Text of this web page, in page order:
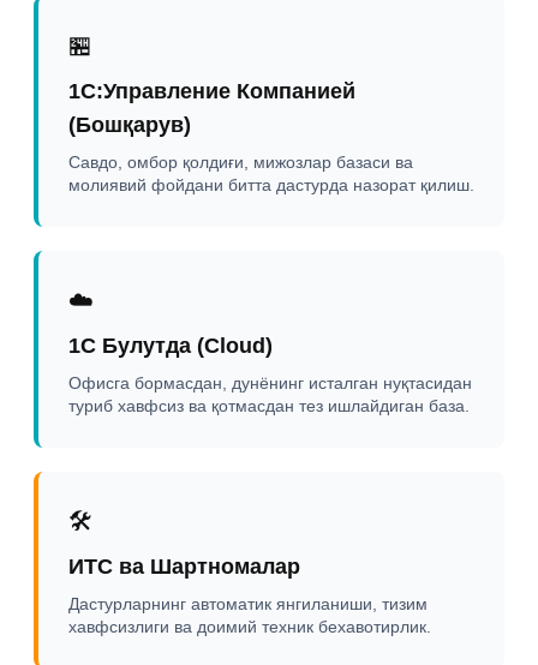
🏪
1С:Управление Компанией
(Бошқарув)
Савдо, омбор қолдиғи, мижозлар базаси ва
молиявий фойдани битта дастурда назорат қилиш.
☁️
1С Булутда (Cloud)
Офисга бормасдан, дунёнинг исталган нуқтасидан
туриб хавфсиз ва қотмасдан тез ишлайдиган база.
🛠️
ИТС ва Шартномалар
Дастурларнинг автоматик янгиланиши, тизим
хавфсизлиги ва доимий техник бехавотирлик.